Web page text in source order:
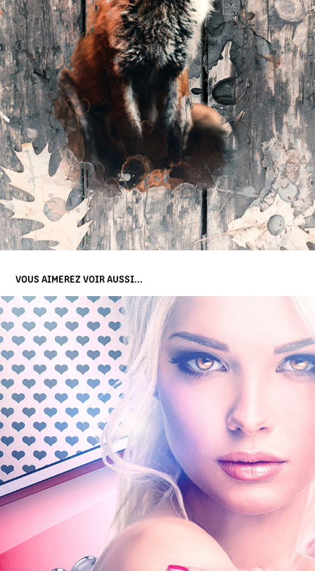
VOUS AIMEREZ VOIR AUSSI...
FORMULA ONE
2019